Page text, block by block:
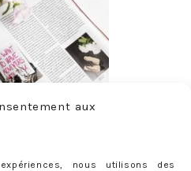
aux
nous utilisons des